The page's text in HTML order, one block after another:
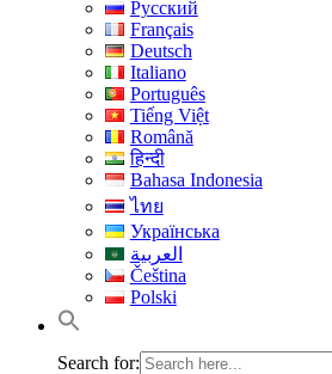
Русский
Français
Deutsch
Italiano
Português
Tiếng Việt
Română
हिन्दी
Bahasa Indonesia
ไทย
Українська
العربية
Čeština
Polski
Search for: